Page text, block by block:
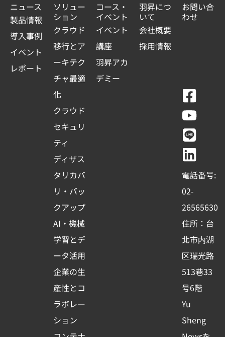
ニュース
製品情報
導入事例
イベント
レポート
ソリュー
ション
クラウド
移行とア
ーキテク
チャ最適
化
クラウド
セキュリ
ティ
ディザス
タリカバ
リ・バッ
クアップ
AI・機械
学習とデ
ータ活用
企業の生
産性とコ
ラボレー
ション
コース・
イベント
イベント
講座
羽昇アカ
デミー
羽昇につ
いて
会社概要
採用情報
お問い合
わせ
F
a
c
e
b
o
o
k
-
s
q
u
a
r
e
Y
o
u
t
u
b
e
L
i
n
e
L
i
n
k
e
d
i
n
電話番号:
02-
26565630
住所：台
北市内湖
区瑞光路
513巷33
号6階
Yu
Sheng